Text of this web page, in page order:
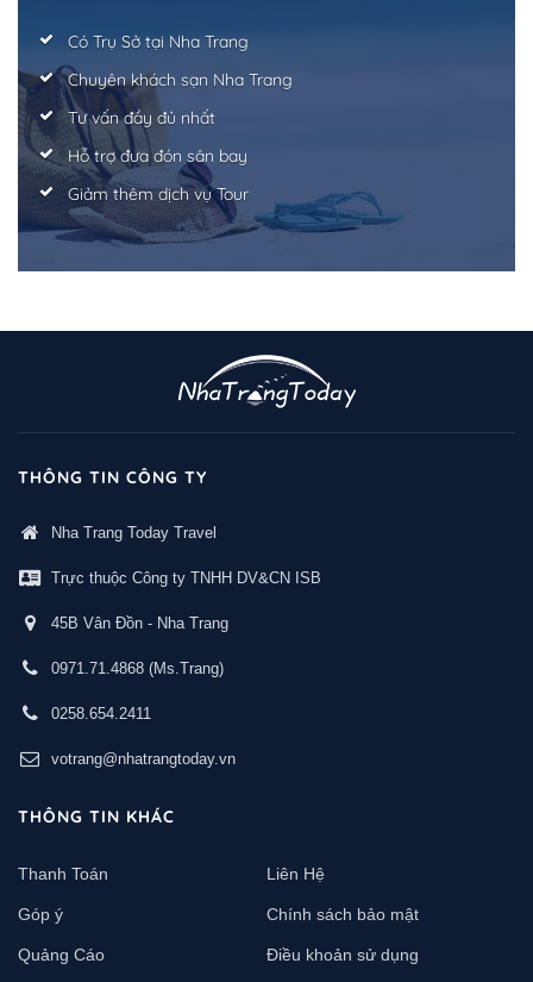
Có Trụ Sở tại Nha Trang
Chuyên khách sạn Nha Trang
Tư vấn đầy đủ nhất
Hỗ trợ đưa đón sân bay
Giảm thêm dịch vụ Tour
THÔNG TIN CÔNG TY
Nha Trang Today Travel
Trực thuộc Công ty TNHH DV&CN ISB
45B Vân Đồn - Nha Trang
0971.71.4868 (Ms.Trang)
0258.654.2411
votrang@nhatrangtoday.vn
THÔNG TIN KHÁC
Thanh Toán Liên Hệ
Góp ý Chính sách bảo mật
Quảng Cáo Điều khoản sử dụng